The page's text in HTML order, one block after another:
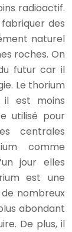
radioactif.
des
naturel
roches. On
futur car il
Le thorium
il est moins
utilisé pour
centrales
comme
jour elles
est une
nombreux
abondant
De plus, il